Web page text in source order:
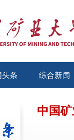
条 综合新闻
中国